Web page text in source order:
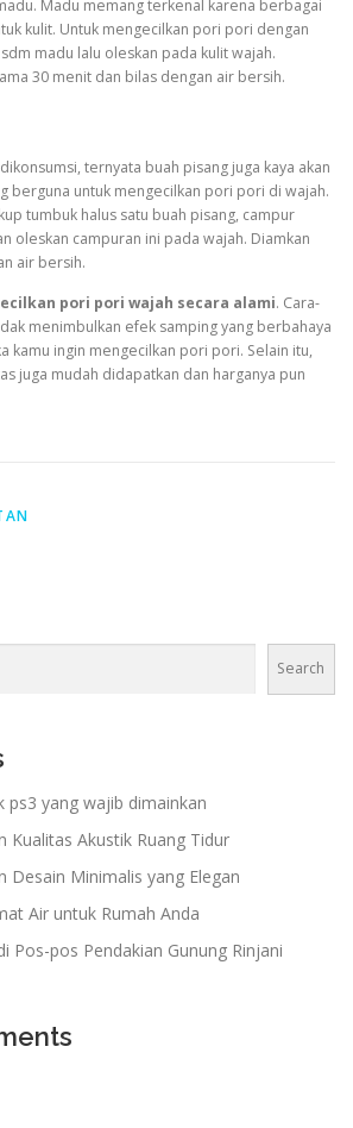
Madu memang terkenal karena berbagai
kulit. Untuk mengecilkan pori pori dengan
madu lalu oleskan pada kulit wajah.
30 menit dan bilas dengan air bersih.
ternyata buah pisang juga kaya akan
berguna untuk mengecilkan pori pori di wajah.
tumbuk halus satu buah pisang, campur
oleskan campuran ini pada wajah. Diamkan
air bersih.
pori pori wajah secara alami. Cara-
menimbulkan efek samping yang berbahaya
kamu ingin mengecilkan pori pori. Selain itu,
juga mudah didapatkan dan harganya pun
Search
ps3 yang wajib dimainkan
Kualitas Akustik Ruang Tidur
Desain Minimalis yang Elegan
Air untuk Rumah Anda
Pos-pos Pendakian Gunung Rinjani